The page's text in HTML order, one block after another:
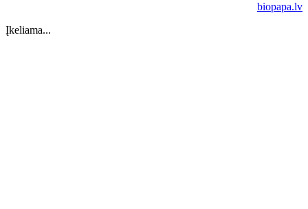
biopapa.lv
Įkeliama...